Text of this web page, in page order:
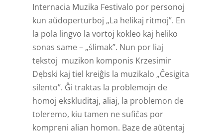
Internacia Muzika Festivalo por personoj
kun aŭdoperturboj „La helikaj ritmoj”. En
la pola lingvo la vortoj kokleo kaj heliko
sonas same – „ślimak”. Nun por liaj
tekstoj muzikon komponis Krzesimir
Dębski kaj tiel kreiĝis la muzikalo „Ĉesigita
silento”. Ĝi traktas la problemojn de
homoj ekskluditaj, aliaj, la problemon de
toleremo, kiu tamen ne sufiĉas por
kompreni alian homon. Baze de aŭtentaj